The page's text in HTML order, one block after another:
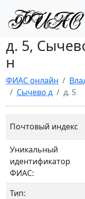
д. 5,
н
ФИАС онлайн
Сычево д
д. 5
Почтовый индекс
Уникальный
идентификатор
ФИАС:
Тип: